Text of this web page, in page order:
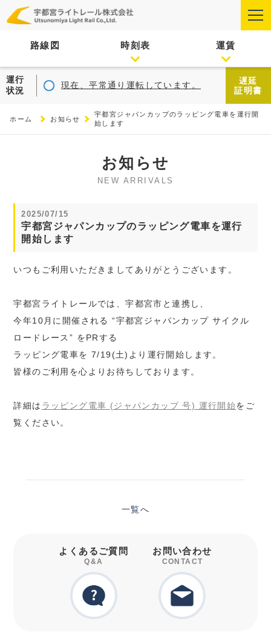
路線図 時刻表 運賃
運行
状況
現在、平常通り運転しています。
遅延
証明書
ホーム お知らせ
宇都宮ジャパンカップのラッピング電車を運行開
始します
お知らせ
NEW ARRIVALS
2025/07/15
宇都宮ジャパンカップのラッピング電車を運行
開始します
いつもご利用いただきましてありがとうございます。
宇都宮ライトレールでは、宇都宮市と連携し、
今年10月に開催される “宇都宮ジャパンカップ サイクル
ロードレース” をPRする
ラッピング電車を 7/19(土)より運行開始します。
皆様のご利用を心よりお待ちしております。
詳細は ラッピング電車 (ジャパンカップ 号) 運行開始をご
覧ください。
一覧へ
よくあるご質問
Q&A
お問い合わせ
CONTACT